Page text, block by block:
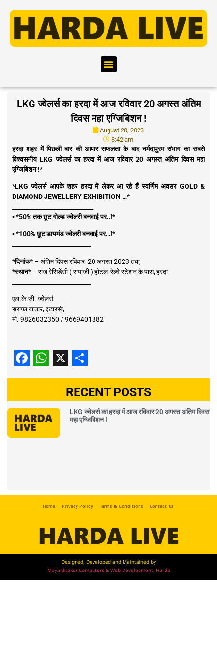
LKG ज्वेलर्स का हरदा में आज रविवार 20 अगस्त अंतिम
दिवस महा एग्जिबिशन !
August 20, 2023
8:42 am
हरदा शहर में पिछली बार की आपार सफलता के बाद नर्मदापुरम संभाग का सबसे
विश्वसनीय LKG ज्वेलर्स का हरदा में आज रविवार 20 अगस्त अंतिम दिवस महा
एग्जिबिशन !*
*LKG ज्वेलर्स आपके शहर हरदा में लेकर आ रहे हैं स्वर्णिम अवसर GOLD &
DIAMOND JEWELLERY EXHIBITION …*
▪️ *50% तक छूट गोल्ड ज्वेलरी बनवाई पर..!*
▪️ *100% छूट डायमंड ज्वेलरी बनवाई पर…!*
*दिनांक* – अंतिम दिवस रविवार 20 अगस्त 2023 तक,
*स्थान* – राज रेसिडेंसी ( सयाजी ) होटल, रेल्वे स्टेशन के पास, हरदा
एल.के.जी. ज्वेलर्स
सराफा बाजार, इटारसी,
मो. 9826032350 / 9669401882
Facebook
WhatsApp
X Share
RECENT POSTS
LKG ज्वेलर्स का हरदा में आज रविवार 20 अगस्त अंतिम दिवस
महा एग्जिबिशन !
Home Privacy Policy Terms & Conditions Contact Us
Designed, Developed and Maintained by
Mayanktaker Computers & Web Development, Harda